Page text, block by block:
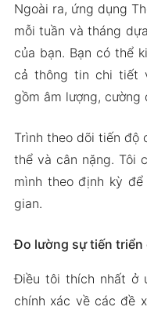
Ngoài ra, ứng dụng
mỗi tuần và tháng
của bạn. Bạn có thể
cả thông tin chi tiết
gồm âm lượng, cường
Trình theo dõi tiến độ
thể và cân nặng. Tôi
mình theo định kỳ
gian.
Đo lường sự tiến triển
Điều tôi thích nhất ở
chính xác về các đề